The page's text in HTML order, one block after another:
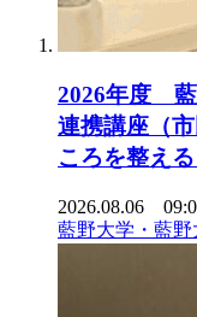
2026年度
連携講座（
ころを整え
2026.08.06
藍野大学・藍